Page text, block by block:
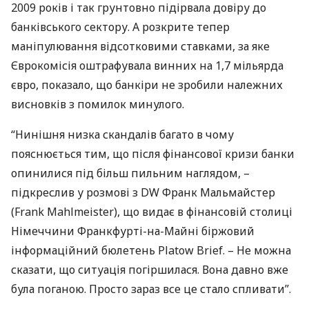
2009 років і так грунтовно підірвала довіру до
банківського сектору. А розкрите тепер
маніпулювання відсотковими ставками, за яке
Єврокомісія оштрафувала винних на 1,7 мільярда
євро, показало, що банкіри не зробили належних
висновків з помилок минулого.
“Нинішня низка скандалів багато в чому
пояснюється тим, що після фінансової кризи банки
опинилися під більш пильним наглядом, –
підкреслив у розмові з DW Франк Мальмайстер
(Frank Mahlmeister), що видає в фінансовій столиці
Німеччини Франкфурті-на-Майні біржовий
інформаційний бюлетень Platow Brief. – Не можна
сказати, що ситуація погіршилася. Вона давно вже
була поганою. Просто зараз все це стало спливати”.